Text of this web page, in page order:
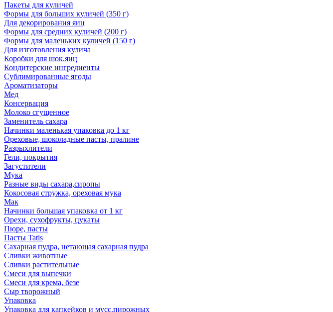
Пакеты для куличей
Формы для больших куличей (350 г)
Для декорирования яиц
Формы для средних куличей (200 г)
Формы для маленьких куличей (150 г)
Для изготовления кулича
Коробки для шок.яиц
Кондитерские ингредиенты
Сублимированные ягоды
Ароматизаторы
Мед
Консервация
Молоко сгущенное
Заменитель сахара
Начинки маленькая упаковка до 1 кг
Ореховые, шоколадные пасты, пралине
Разрыхлители
Гели, покрытия
Загустители
Мука
Разные виды сахара,сиропы
Кокосовая стружка, ореховая мука
Мак
Начинки большая упаковка от 1 кг
Орехи, сухофрукты, цукаты
Пюре, пасты
Пасты Tatis
Сахарная пудра, нетающая сахарная пудра
Сливки животные
Сливки растительные
Смеси для выпечки
Смеси для крема, безе
Сыр творожный
Упаковка
Упаковка для капкейков и мусс.пирожных